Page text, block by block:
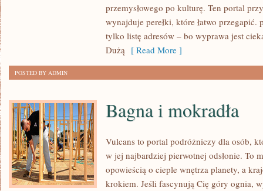
przemysłowego po kulturę. Ten portal
wynajduje perełki, które łatwo przegapić.
tylko listę adresów – bo wyprawa jest
Dużą [ Read More ]
POSTED BY ADMIN
Bagna i mokradła
Vulcans to portal podróżniczy dla osób,
w jej najbardziej pierwotnej odsłonie. To
opowieścią o cieple wnętrza planety, a
krokiem. Jeśli fascynują Cię góry ognia,